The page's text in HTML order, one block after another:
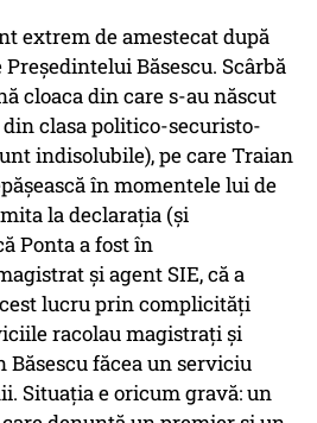
extrem de amestecat după
Băsescu. Scârbă
cloaca din care s-au născut
clasa politico-securisto-
indisolubile), pe care Traian
în momentele lui de
la declarația (și
Ponta a fost în
și agent SIE, că a
lucru prin complicități
racolau magistrați și
Băsescu făcea un serviciu
Situația e oricum gravă: un